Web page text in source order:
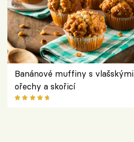
Banánové muffiny s vlašskými
ořechy a skořicí